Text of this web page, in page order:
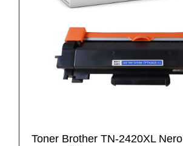
Toner Brother TN-2420XL Nero